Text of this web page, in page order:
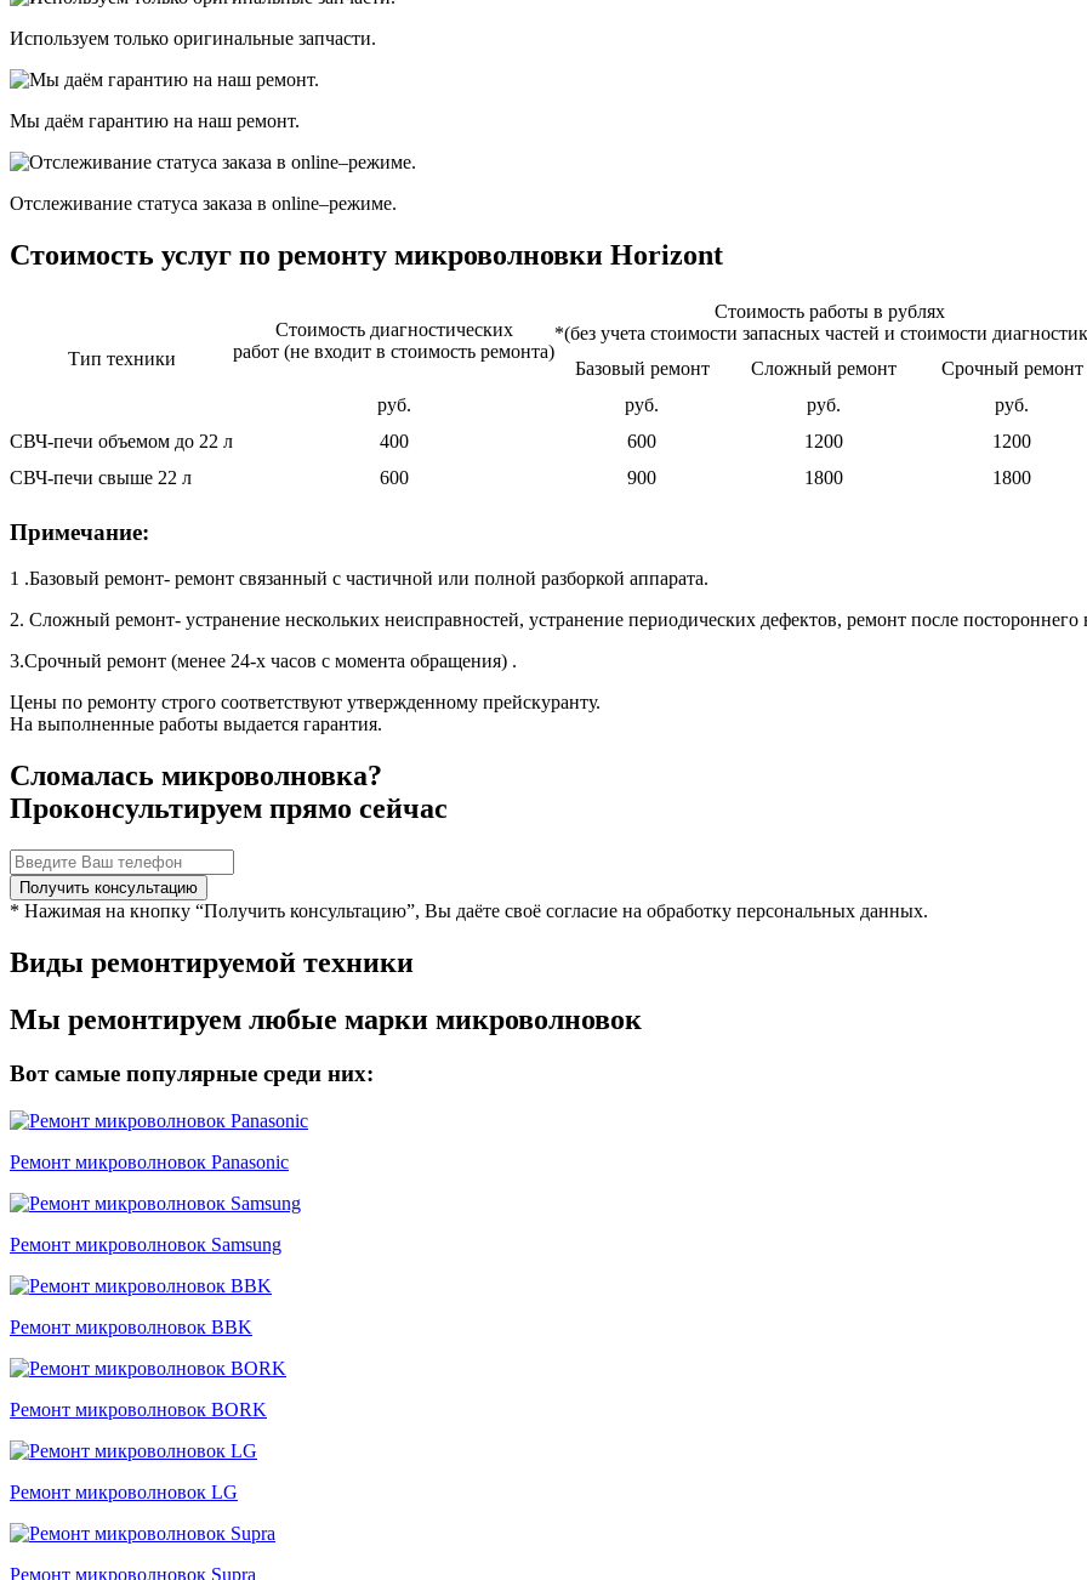
Используем только оригинальные запчасти.
Мы даём гарантию на наш ремонт.
Отслеживание статуса заказа в оnline–режиме.
Стоимость услуг по ремонту микроволновки Horizont
Тип техники
Стоимость диагностичеcких
работ (не входит в стоимость ремонта)
Стоимость работы в рублях
*(без учета стоимости запасных частей и стоимости
Базовый ремонт
Сложный ремонт
Срочный ремонт
руб.
руб. руб.
руб.
СВЧ-печи объемом до 22 л
400 600 1200
1200
СВЧ-печи свыше 22 л
600 900 1800 1800
Примечание:
1 .Базовый ремонт- ремонт связанный с частичной или полной разборкой аппарата.
2. Сложный ремонт- устранение нескольких неисправностей, устранение периодических дефектов, ремонт после
3.Срочный ремонт (менее 24-х часов с момента обращения) .
Цены по ремонту строго соответствуют утвержденному прейскуранту.
На выполненные работы выдается гарантия.
Сломалась микроволновка?
Проконсультируем прямо сейчас
* Нажимая на кнопку “Получить консультацию”, Вы даёте своё согласие на обработку персональных данных.
Виды ремонтируемой техники
Мы ремонтируем любые марки микроволновок
Вот самые популярные среди них:
Ремонт микроволновок Panasonic
Ремонт микроволновок Samsung
Ремонт микроволновок BBK
Ремонт микроволновок BORK
Ремонт микроволновок LG
Ремонт микроволновок Supra